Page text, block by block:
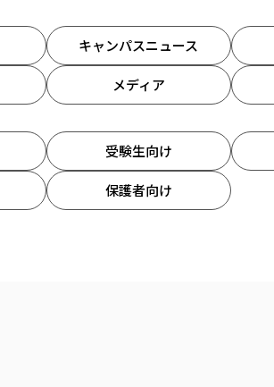
キャンパスニュース
メディア
受験生向け
保護者向け